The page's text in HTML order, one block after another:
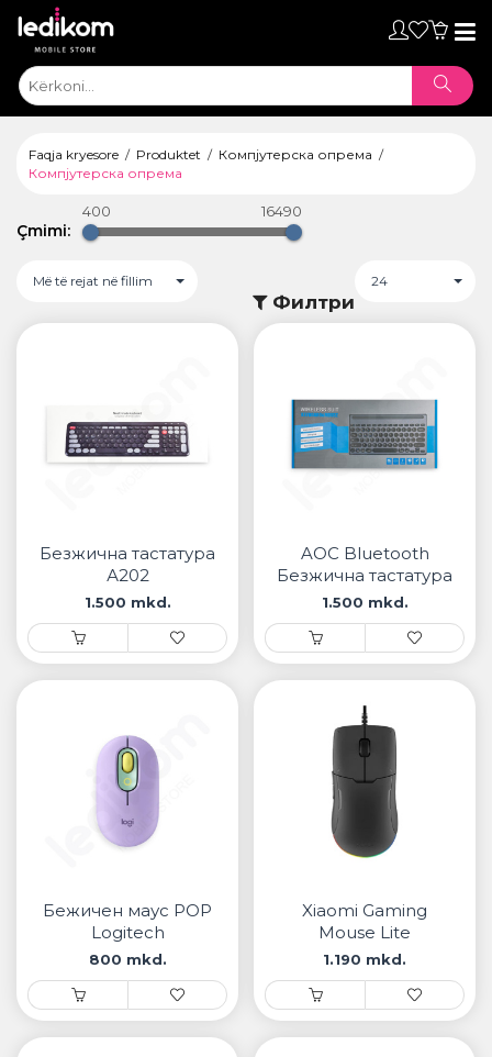
Faqja kryesore Produktet
Компјутерска опрема
Компјутерска опрема
Çmimi:
400 16490
Më të rejat në fillim 24
Филтри
Безжична тастатура
А202
1.500 mkd.
AOC Bluetooth
Безжична тастатура
1.500 mkd.
Бежичен маус POP
Logitech
800 mkd.
Xiaomi Gaming
Mouse Lite
1.190 mkd.
ТАБЛЕТИ
• iPad
РЕМЕНИ ЗА ЧАСОВНИК
• Apple watch
• Galaxy watch
• Xiaomi
PLAYSTATION
ПРОЕКТОРИ